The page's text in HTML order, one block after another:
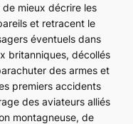
mieux décrire les
et retracent le
éventuels dans
britanniques, décollés
des armes et
premiers accidents
des aviateurs alliés
montagneuse, de